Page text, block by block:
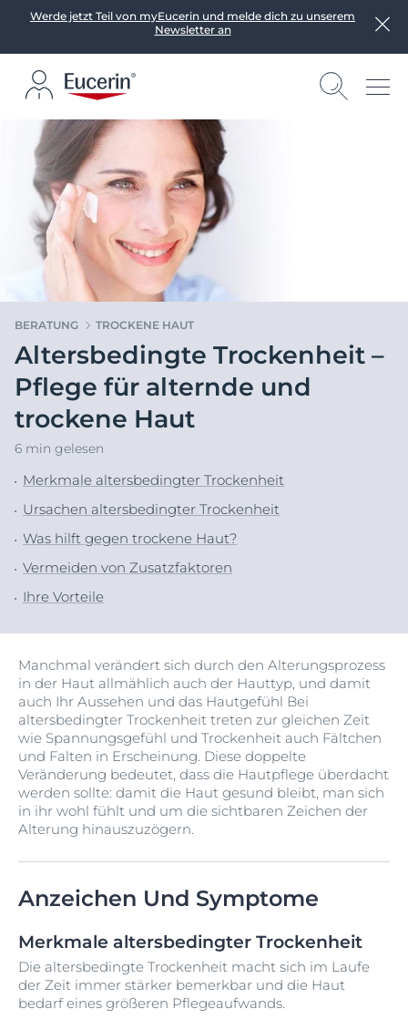
Werde jetzt Teil von myEucerin und melde dich zu unserem
Newsletter an
BERATUNG TROCKENE HAUT
Altersbedingte Trockenheit –
Pflege für alternde und
trockene Haut
6 min gelesen
Merkmale altersbedingter Trockenheit
Ursachen altersbedingter Trockenheit
Was hilft gegen trockene Haut?
Vermeiden von Zusatzfaktoren
Ihre Vorteile
Manchmal verändert sich durch den Alterungsprozess
in der Haut allmählich auch der Hauttyp, und damit
auch Ihr Aussehen und das Hautgefühl Bei
altersbedingter Trockenheit treten zur gleichen Zeit
wie Spannungsgefühl und Trockenheit auch Fältchen
und Falten in Erscheinung. Diese doppelte
Veränderung bedeutet, dass die Hautpflege überdacht
werden sollte: damit die Haut gesund bleibt, man sich
in ihr wohl fühlt und um die sichtbaren Zeichen der
Alterung hinauszuzögern.
Anzeichen Und Symptome
Merkmale altersbedingter Trockenheit
Die altersbedingte Trockenheit macht sich im Laufe
der Zeit immer stärker bemerkbar und die Haut
bedarf eines größeren Pflegeaufwands.